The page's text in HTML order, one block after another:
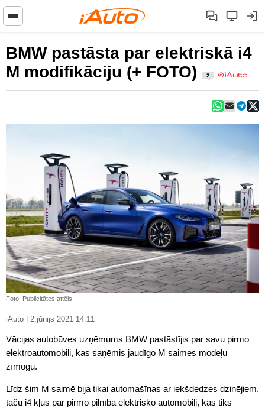
BMW pastāsta par elektriskā i4
M modifikāciju (+ FOTO)
2
Foto: Publicitātes attēls
iAuto | 2.jūnijs 2021 14:11
Vācijas autobūves uzņēmums BMW pastāstījis par savu pirmo
elektroautomobili, kas saņēmis jaudīgo M saimes modeļu
zīmogu.
Līdz šim M saimē bija tikai automašīnas ar iekšdedzes dzinējiem,
taču i4 kļūs par pirmo pilnībā elektrisko automobili, kas tiks